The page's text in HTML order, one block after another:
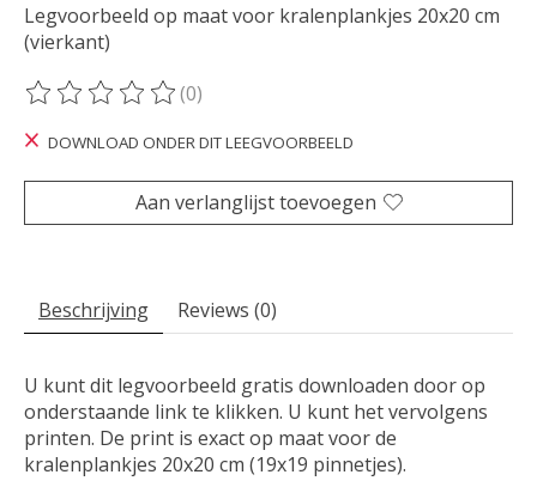
Legvoorbeeld op maat voor kralenplankjes 20x20 cm
(vierkant)
De beoordeling van dit product is
(0)
DOWNLOAD ONDER DIT LEEGVOORBEELD
Aan verlanglijst toevoegen
Beschrijving Reviews (0)
U kunt dit legvoorbeeld gratis downloaden door op
onderstaande link te klikken. U kunt het vervolgens
printen. De print is exact op maat voor de
kralenplankjes 20x20 cm (19x19 pinnetjes).